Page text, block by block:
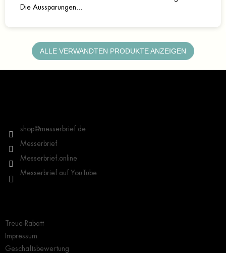
Die Aussparungen...
ALLE VERWANDTEN PRODUKTE ANZEIGEN
shop@messerbrief.de
Messerbrief
Messerbrief.online
Messerbrief auf YouTube
Treue-Rabatt
Impressum
Geschäftsbewertung